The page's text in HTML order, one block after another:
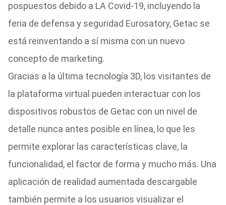
pospuestos debido a LA Covid-19, incluyendo la
feria de defensa y seguridad Eurosatory, Getac se
está reinventando a sí misma con un nuevo
concepto de marketing.
Gracias a la última tecnología 3D, los visitantes de
la plataforma virtual pueden interactuar con los
dispositivos robustos de Getac con un nivel de
detalle nunca antes posible en línea, lo que les
permite explorar las características clave, la
funcionalidad, el factor de forma y mucho más. Una
aplicación de realidad aumentada descargable
también permite a los usuarios visualizar el